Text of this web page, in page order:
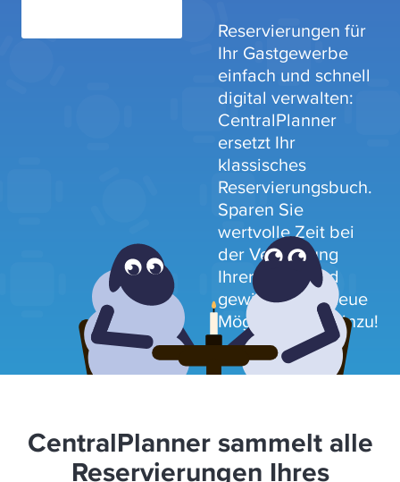
Reservierungen für
Ihr Gastgewerbe
einfach und schnell
digital verwalten:
CentralPlanner
ersetzt Ihr
klassisches
Reservierungsbuch.
Sparen Sie
wertvolle Zeit bei
der Verwaltung
Ihrer Gäste und
gewinnen Sie neue
Möglichkeiten hinzu!
CentralPlanner sammelt alle
Reservierungen Ihres